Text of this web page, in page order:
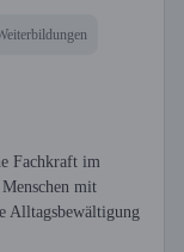
Fachkraft im
mit
Alltagsbewältigung